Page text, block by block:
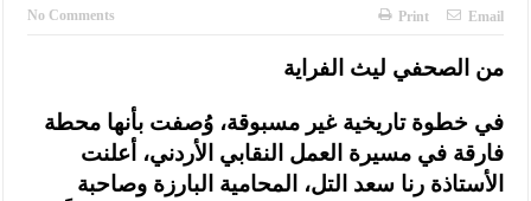
No Comments Print Email
من الصحفي ليث الفراية
في خطوة تاريخية غير مسبوقة، وُصفت بأنها محطة
فارقة في مسيرة العمل النقابي الأردني، أعلنت
الأستاذة رنا سعد التل، المحامية البارزة وصاحبة